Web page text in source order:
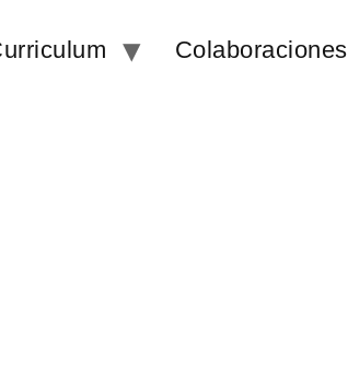
Colaboraciones